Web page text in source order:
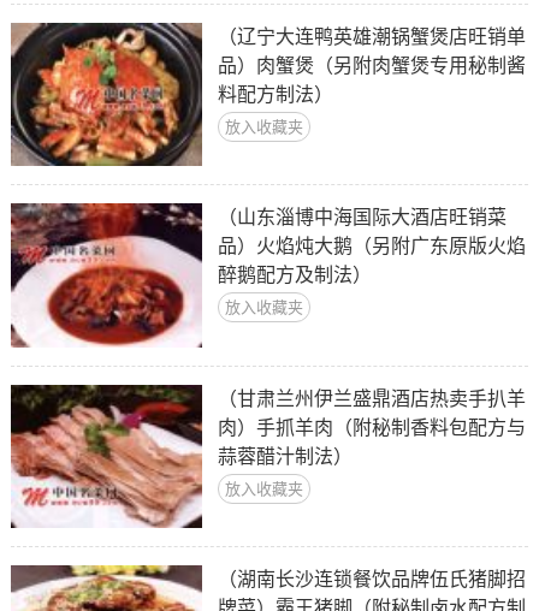
（辽宁大连鸭英雄潮锅蟹煲店旺销单
品）肉蟹煲（另附肉蟹煲专用秘制酱
料配方制法）
放入收藏夹
（山东淄博中海国际大酒店旺销菜
品）火焰炖大鹅（另附广东原版火焰
醉鹅配方及制法）
放入收藏夹
（甘肃兰州伊兰盛鼎酒店热卖手扒羊
肉）手抓羊肉（附秘制香料包配方与
蒜蓉醋汁制法）
放入收藏夹
（湖南长沙连锁餐饮品牌伍氏猪脚招